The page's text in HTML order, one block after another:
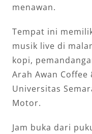
menawan.
Tempat ini
musik live di
kopi,
Arah Awan
Universitas
Motor.
Jam buka dari